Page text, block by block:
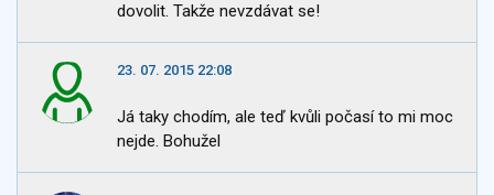
dovolit. Takže nevzdávat se!
23. 07. 2015 22:08
Já taky chodím, ale teď kvůli počasí to mi moc
nejde. Bohužel